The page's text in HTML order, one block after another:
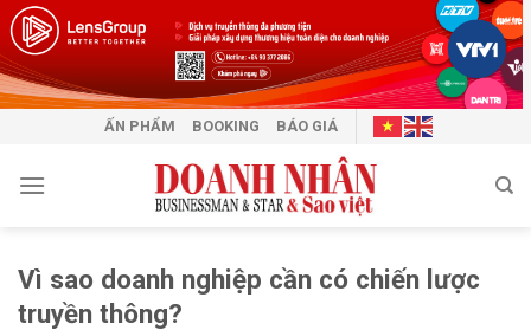
Skip
to
content
ẤN PHẨM BOOKING BÁO GIÁ
Vì sao doanh nghiệp cần có chiến lược
truyền thông?